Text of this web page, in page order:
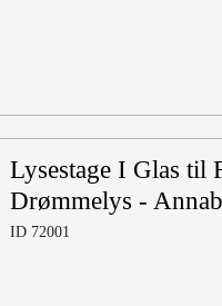
Lysestage I Glas til
Drømmelys -
ID 72001